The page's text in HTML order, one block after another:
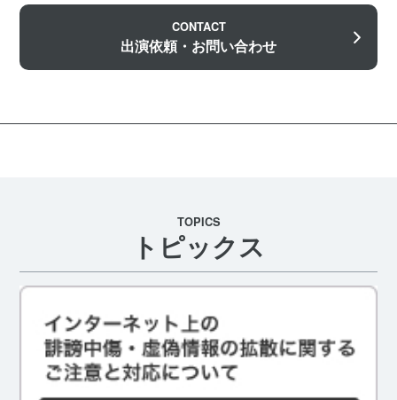
CONTACT
出演依頼・お問い合わせ
TOPICS
トピックス